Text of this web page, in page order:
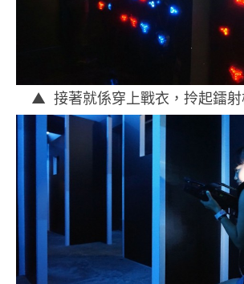
▲ 接著就係穿上戰衣，拎起鐳射